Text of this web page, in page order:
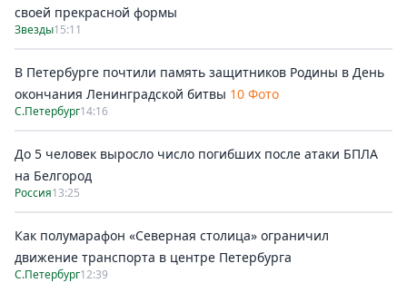
своей прекрасной формы
Звезды15:11
В Петербурге почтили память защитников Родины в День
окончания Ленинградской битвы 10 Фото
С.Петербург14:16
До 5 человек выросло число погибших после атаки БПЛА
на Белгород
Россия13:25
Как полумарафон «Северная столица» ограничил
движение транспорта в центре Петербурга
С.Петербург12:39